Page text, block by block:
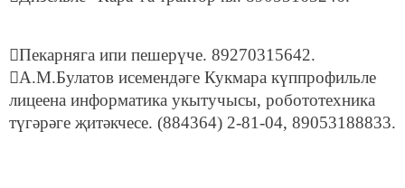
Пекарняга ипи пешерүче. 89270315642.
А.М.Булатов исемендәге Кукмара күппрофильле
лицеена информатика укытучысы, робототехника
түгәрәге җитәкчесе. (884364) 2-81-04, 89053188833.